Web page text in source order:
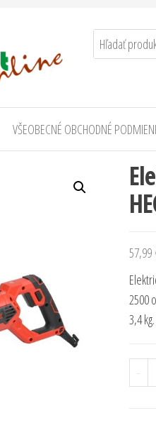
VŠEOBECNÉ OBCHODNÉ
57,99
2500
3,4
-